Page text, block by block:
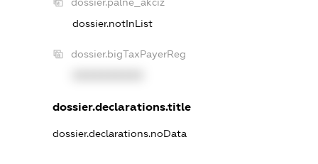
dossier.notInList
dossier.bigTaxPayerReg
dossier.declarations.title
dossier.declarations.noData